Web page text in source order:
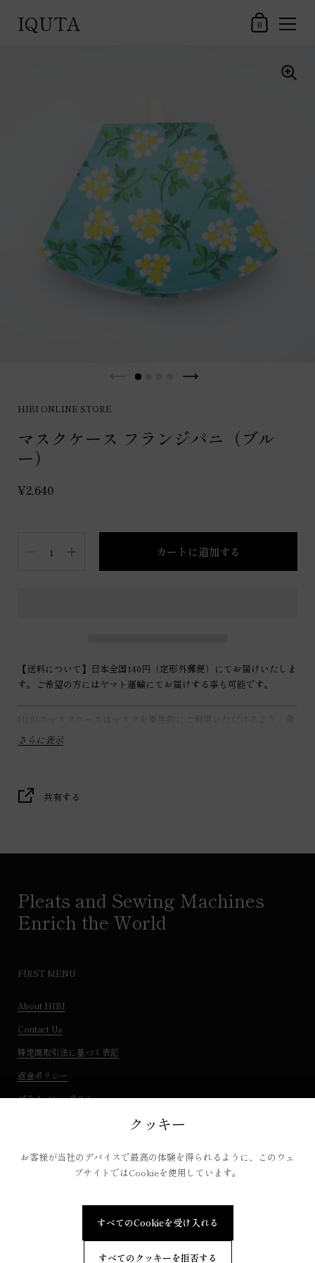
IQUTA ショッピング
0
HIBI ONLINE STORE
マスクケース フランジパニ（ブル
ー）
¥2,640
カートに追加する
【送料について】日本全国140円（定形外郵便）にてお届けいたしま
す。ご希望の方にはヤマト運輸にてお届けする事も可能です。
HIBIのマスクケースはマスクを衛生的にご利用いただけるよう、食
事の時や屋外などでマスクを脱着する時に
ことなく出し入れの出来るマスクケースです。
クがズレにくい構造となっています。
しています。
コットンリネン（コットン 70%、リネン 30%）のふんわりとした質
感の温もりある生地を使用しています。
アウトドア用アウターの表地として使用する耐水圧8,000mmレベル
手触りの良いソフトな風合いとマスクを出し入れしやすいストレッ
形状について
けます。
三つ折り形状になっている事で、予備のマスクと二枚を収める事が
・お洗濯はネットに入れて中性洗剤をご利用ください。
・漂白処理はできません。
・アイロンご使用の際は150度を限度としてご使用ください。
さらに表示
共有する
Pleats and Sewing Machines
Enrich the World
FIRST MENU
About HIBI
Contact Us
特定商取引法に基づく表記
返金ポリシー
プライバシーポリシー
IQUTA . Powered by Shopify
クッキー
お客様が当社のデバイスで最高の体験を得られるように、このウェ
ブサイトではCookieを使用しています。
すべてのCookieを受け入れる
すべてのクッキーを拒否する